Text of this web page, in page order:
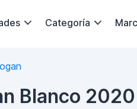
Categoría
Blanco